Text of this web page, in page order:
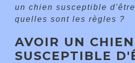
un chien susceptible
quelles sont les règles ?
AVOIR UN CHIEN
SUSCEPTIBLE